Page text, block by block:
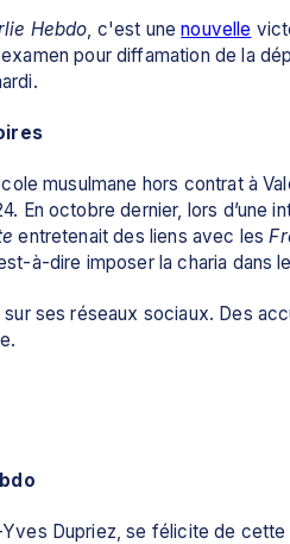
Hebdo , c'est une nouvelle
pour diffamation de la
musulmane hors contrat à
En octobre dernier, lors d’une
entretenait des liens avec les
à-dire imposer la charia dans
ses réseaux sociaux. Des
Dupriez, se félicite de cette